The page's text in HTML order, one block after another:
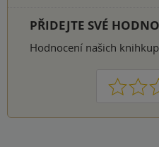
PŘIDEJTE SVÉ
Hodnocení našich
1 2 3 4